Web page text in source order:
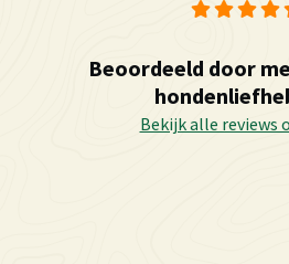
Beoordeeld door
Bekijk alle reviews